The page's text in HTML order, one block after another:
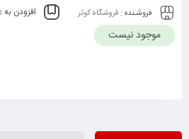
فروشـنده : فروشگاه کوثر افزودن
موجود نیست